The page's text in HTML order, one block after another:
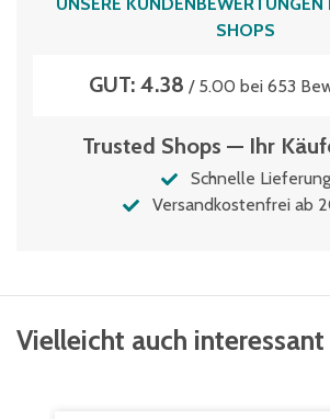
SHOPS
GUT: 4.38 / 5.00 bei 653
Trusted Shops — Ihr
Schnelle Lieferung
Versandkostenfrei ab
Vielleicht auch interessant